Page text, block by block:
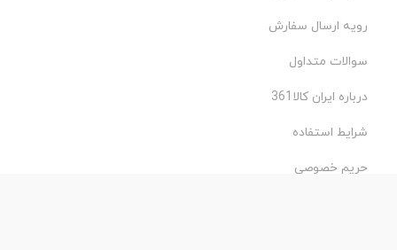
رویه ارسال سفارش
سوالات متداول
درباره ایران کالا361
شرایط استفاده
حریم خصوصی